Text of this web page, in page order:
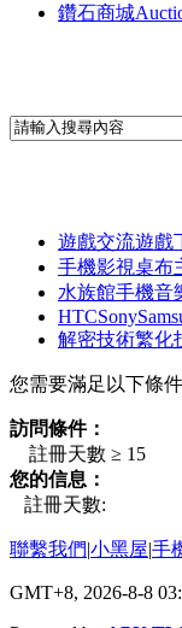
鑽石商城
遊戲交流遊戲
手機影視桌布
水族館手機音
HTCSony
解密技術繁化
您需要滿足以下條
訪問條件：
註冊天數 ≥ 15
您的信息：
註冊天數:
聯繫我們|小黑屋|手
GMT+8, 2026-8-8